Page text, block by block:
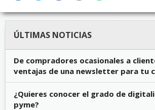
ÚLTIMAS NOTICIAS
De compradores ocasionales a
ventajas de una newsletter para tu
¿Quieres conocer el grado de
pyme?